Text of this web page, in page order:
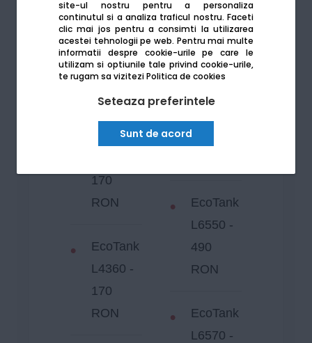
site-ul nostru pentru a personaliza
continutul si a analiza traficul nostru. Faceti
clic mai jos pentru a consimti la utilizarea
acestei tehnologii pe web. Pentru mai multe
informatii despre cookie-urile pe care le
utilizam si optiunile tale privind cookie-urile,
te rugam sa viziteziPolitica de cookies
Seteaza preferintele
Sunt de acord
EcoTank
L4260 -
170
EcoTank
170
RON
EcoTank
L4360 -
170
RON
M15140
- 450
RON
470
EcoTank
L6550 -
490
RON
EcoTank
L6570 -